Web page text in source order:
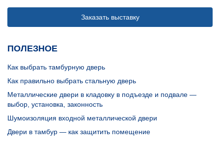
Заказать выставку
ПОЛЕЗНОЕ
Как выбрать тамбурную дверь
Как правильно выбрать стальную дверь
Металлические двери в кладовку в подъезде и подвале —
выбор, установка, законность
Шумоизоляция входной металлической двери
Двери в тамбур — как защитить помещение